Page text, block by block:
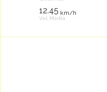
12.45 km/h
Vel. Media